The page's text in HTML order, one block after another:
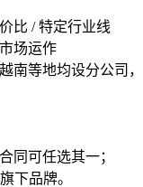
比 / 特定行业线
场运作
南等地均设分公司，
同可任选其一；
下品牌。